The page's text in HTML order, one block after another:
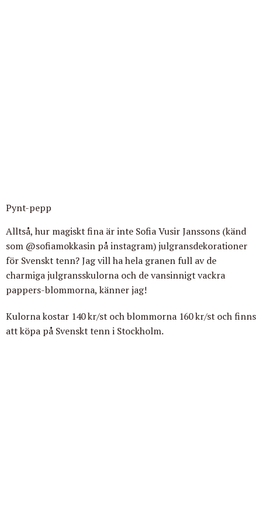
Pynt-pepp
Alltså, hur magiskt fina är inte Sofia Vusir Janssons (känd
som @sofiamokkasin på instagram) julgransdekorationer
för Svenskt tenn? Jag vill ha hela granen full av de
charmiga julgransskulorna och de vansinnigt vackra
pappers-blommorna, känner jag!
Kulorna kostar 140 kr/st och blommorna 160 kr/st och finns
att köpa på Svenskt tenn i Stockholm.